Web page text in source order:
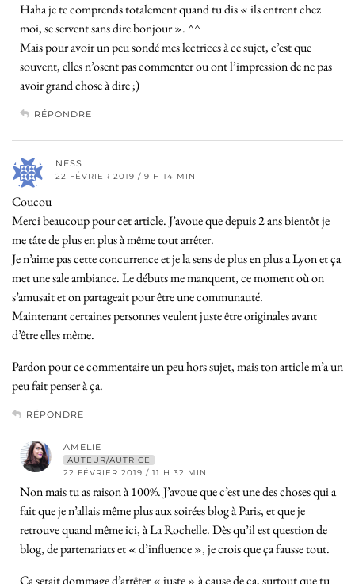
Haha je te comprends totalement quand tu dis « ils entrent chez
moi, se servent sans dire bonjour ». ^^
Mais pour avoir un peu sondé mes lectrices à ce sujet, c’est que
souvent, elles n’osent pas commenter ou ont l’impression de ne pas
avoir grand chose à dire ;)
RÉPONDRE
NESS
22 FÉVRIER 2019 / 9 H 14 MIN
Coucou
Merci beaucoup pour cet article. J’avoue que depuis 2 ans bientôt je
me tâte de plus en plus à même tout arrêter.
Je n’aime pas cette concurrence et je la sens de plus en plus a Lyon et ça
met une sale ambiance. Le débuts me manquent, ce moment où on
s’amusait et on partageait pour être une communauté.
Maintenant certaines personnes veulent juste être originales avant
d’être elles même.
Pardon pour ce commentaire un peu hors sujet, mais ton article m’a un
peu fait penser à ça.
RÉPONDRE
AMELIE
AUTEUR/AUTRICE
22 FÉVRIER 2019 / 11 H 32 MIN
Non mais tu as raison à 100%. J’avoue que c’est une des choses qui a
fait que je n’allais même plus aux soirées blog à Paris, et que je
retrouve quand même ici, à La Rochelle. Dès qu’il est question de
blog, de partenariats et « d’influence », je crois que ça fausse tout.
Ca serait dommage d’arrêter « juste » à cause de ça, surtout que tu